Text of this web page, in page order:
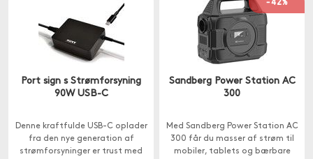
Port sign s Strømforsyning
90W USB-C
Denne kraftfulde USB-C oplader
fra den nye generation af
strømforsyninger er trust med
Sandberg Power Station AC
300
Med Sandberg Power Station AC
300 får du masser af strøm til
mobiler, tablets og bærbare